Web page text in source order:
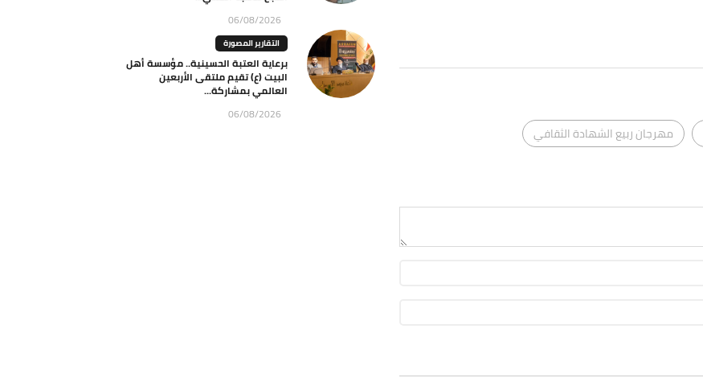
مهرجان ربيع الشهادة الثقافي
06/08/2026
التقارير المصورة
برعاية العتبة الحسينية.. مؤسسة أهل
البيت (ع) تقيم ملتقى الأربعين
العالمي بمشاركة...
06/08/2026